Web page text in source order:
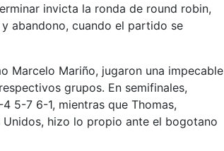
invicta la ronda de round robin,
abandono, cuando el partido se
Marcelo Mariño, jugaron una impecable
grupos. En semifinales,
5-7 6-1, mientras que Thomas,
Unidos, hizo lo propio ante el bogotano